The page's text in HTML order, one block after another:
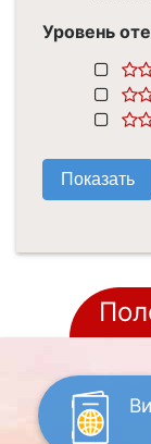
Уровень